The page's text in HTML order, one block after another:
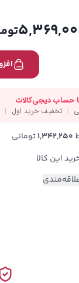
1,342,250 تومانی